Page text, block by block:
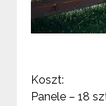
Koszt:
Panele – 18